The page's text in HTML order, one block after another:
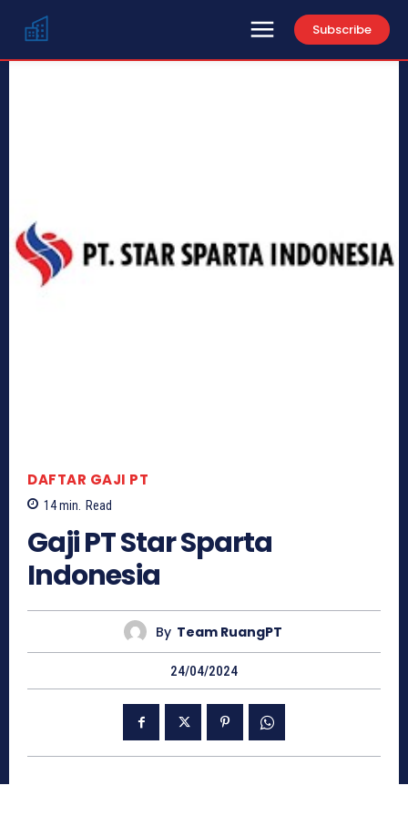
Subscribe
DAFTAR GAJI PT
14min. Read
Gaji PT Star Sparta
Indonesia
By Team RuangPT
24/04/2024